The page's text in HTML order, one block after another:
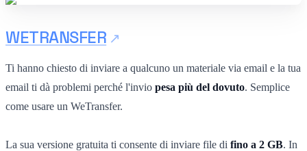
WETRANSFER
Ti hanno chiesto di inviare a qualcuno un materiale via email e la tua
email ti dà problemi perché l'invio pesa più del dovuto. Semplice
come usare un WeTransfer.
La sua versione gratuita ti consente di inviare file di fino a 2 GB. In